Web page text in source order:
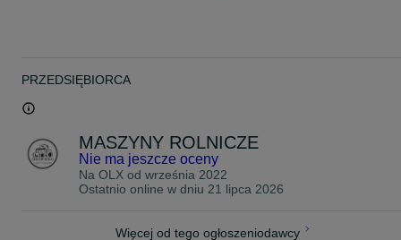
094
PRZEDSIĘBIORCA
MASZYNY ROLNICZE
Nie ma jeszcze oceny
Na OLX od września 2022
Ostatnio online w dniu 21 lipca 2026
Więcej od tego ogłoszeniodawcy